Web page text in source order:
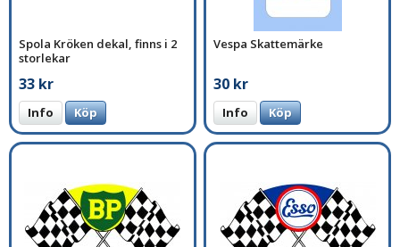
Spola Kröken dekal, finns i 2
storlekar
33 kr
Info Köp
Vespa Skattemärke
30 kr
Info Köp